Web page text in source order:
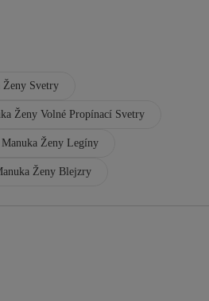
Ženy Svetry
Ženy Volné Propínací Svetry
Manuka Ženy Legíny
Ženy Blejzry